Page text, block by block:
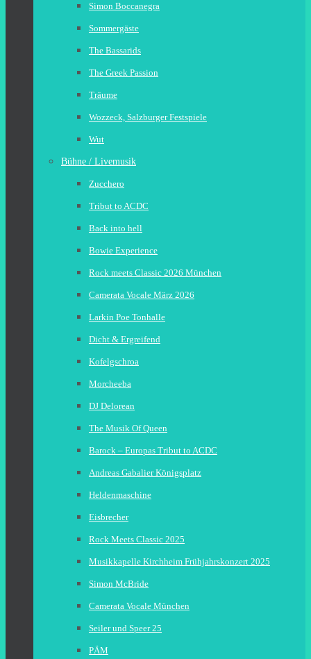
Simon Boccanegra
Sommergäste
The Bassarids
The Greek Passion
Träume
Wozzeck, Salzburger Festspiele
Wut
Bühne / Livemusik
Zucchero
Tribut to ACDC
Back into hell
Bowie Experience
Rock meets Classic 2026 München
Camerata Vocale März 2026
Larkin Poe Tonhalle
Dicht & Ergreifend
Kofelgschroa
Morcheeba
DJ Delorean
The Musik Of Queen
Barock – Europas Tribut to ACDC
Andreas Gabalier Königsplatz
Heldenmaschine
Eisbrecher
Rock Meets Classic 2025
Musikkapelle Kirchheim Frühjahrskonzert 2025
Simon McBride
Camerata Vocale München
Seiler und Speer 25
PÄM